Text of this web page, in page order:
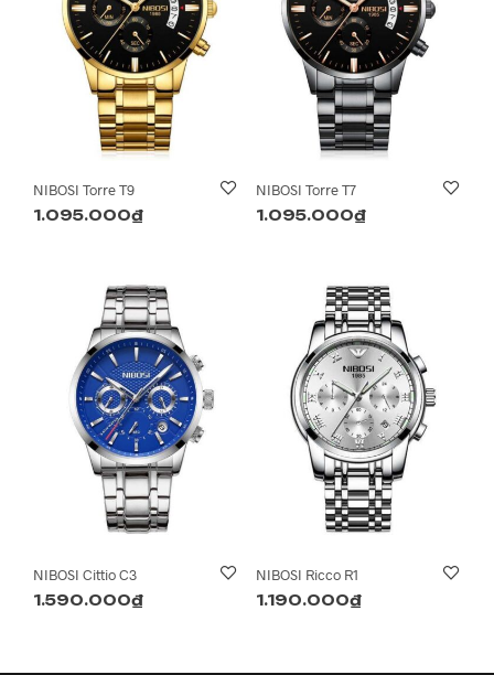
NIBOSI Torre T9
1.095.000₫
NIBOSI Torre T7
1.095.000₫
NIBOSI Cittio C3
1.590.000₫
NIBOSI Ricco R1
1.190.000₫